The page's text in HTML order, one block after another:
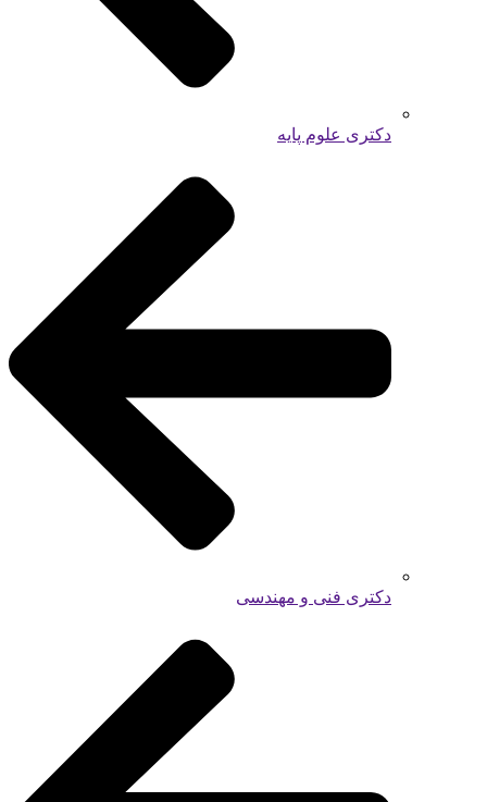
دکتری علوم پایه
دکتری فنی و مهندسی